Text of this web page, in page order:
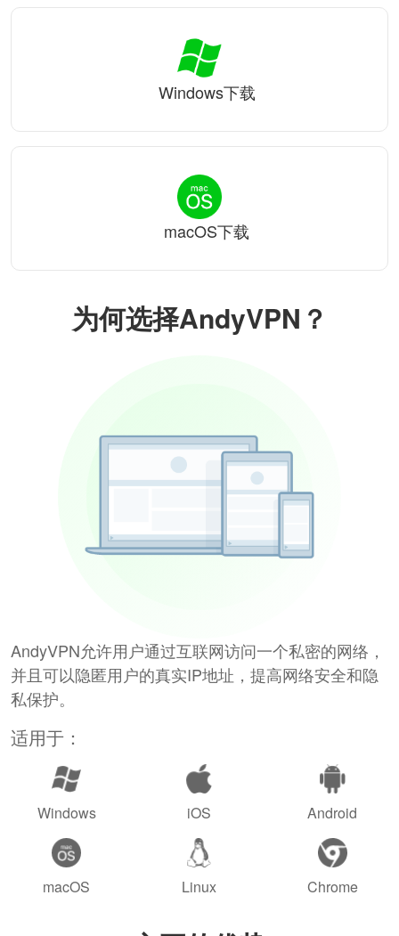
为何选择AndyVPN？
AndyVPN允许用户通过互联网访问一个私密的网络，
并且可以隐匿用户的真实IP地址，提高网络安全和隐
私保护。
适用于：
Windows iOS Android
macOS Linux Chrome
Windows下载
macOS下载